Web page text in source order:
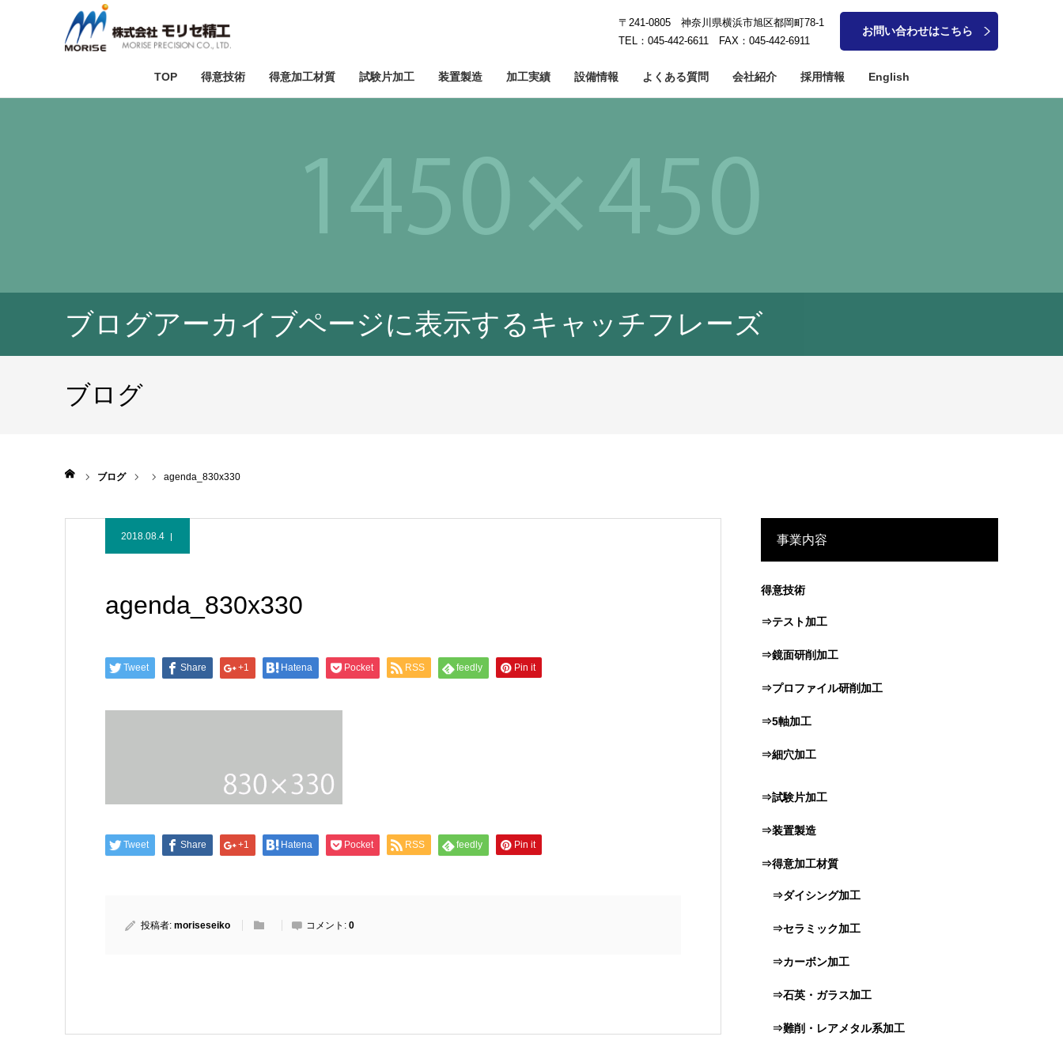
〒241-0805 神奈川県横浜市旭区都岡町78-1
TEL：045-442-6611 FAX：045-442-6911
お問い合わせはこちら
TOP 得意技術 得意加工材質 試験片加工 装置製造 加工実績 設備情報 よくある質問 会社紹介 採用情報 English
ブログアーカイブページに表示するキャッチフレーズ
ブログ
ブログ agenda_830x330
2018.08.4
agenda_830x330
Tweet Share +1 Hatena Pocket RSS feedly Pin it
Tweet Share +1 Hatena Pocket RSS feedly Pin it
投稿者: moriseseiko コメント: 0
事業内容
得意技術
⇒テスト加工
⇒鏡面研削加工
⇒プロファイル研削加工
⇒5軸加工
⇒細穴加工
⇒試験片加工
⇒装置製造
⇒得意加工材質
⇒ダイシング加工
⇒セラミック加工
⇒カーボン加工
⇒石英・ガラス加工
⇒難削・レアメタル系加工